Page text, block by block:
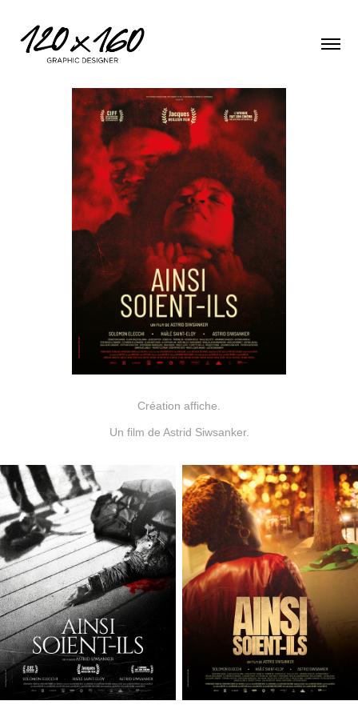
Création affiche.
Un film de Astrid Siwsanker.